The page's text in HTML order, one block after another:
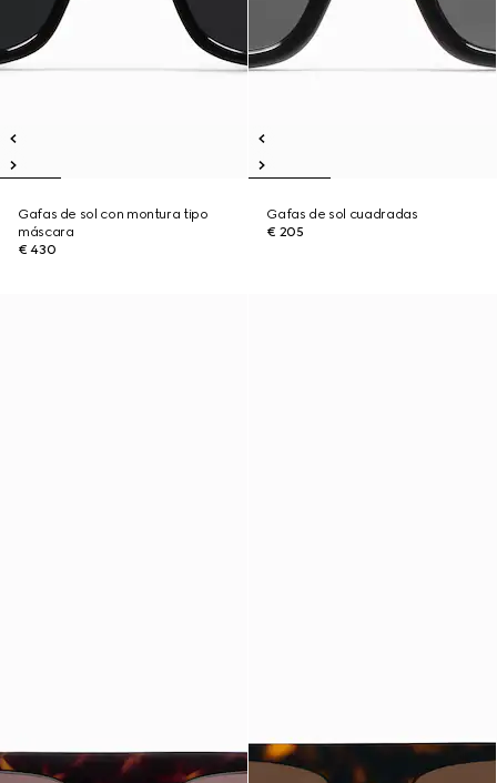
Gafas de sol con montura tipo
máscara
€ 430
Gafas de sol cuadradas
€ 205